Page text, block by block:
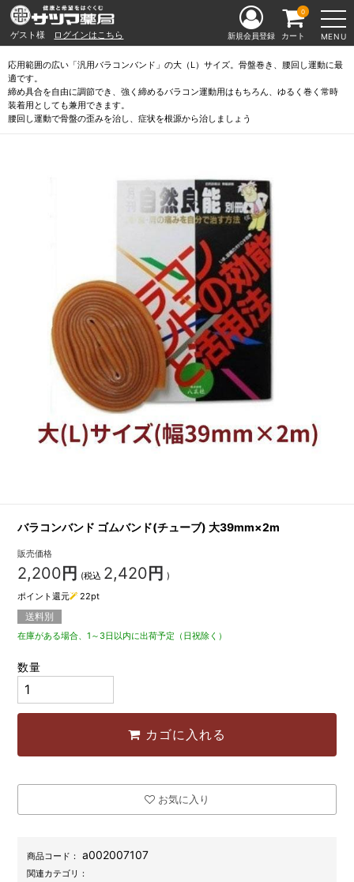
ゲスト様 ログインはこちら MENU
新規会員登録 カート
0
応用範囲の広い「汎用バラコンバンド」の大（L）サイズ。骨盤巻き、腰回し運動に最
適です。
締め具合を自由に調節でき、強く締めるバラコン運動用はもちろん、ゆるく巻く常時
装着用としても兼用できます。
腰回し運動で骨盤の歪みを治し、症状を根源から治しましょう
バラコンバンド ゴムバンド(チューブ) 大39mm×2m
販売価格
2,200 円 (税込 2,420 円 )
ポイント還元
22pt
送料別
在庫がある場合、1～3日以内に出荷予定（日祝除く）
数量
カゴに入れる
お気に入り
商品コード： a002007107
関連カテゴリ：